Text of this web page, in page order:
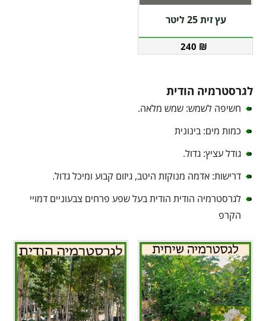
עץ זית 25 ליטר
240 ₪
לגרסטרמיה הודית
חשיפה לשמש: שמש מלאה.
כמות מים: בינונית
גודל עציץ: גדול.
דרישות: אדמה מנוקזת היטב, גיזום קבוע ומיכל גדול.
לגרסטרמיה הודית הודית בעל שפע פרחים צבעוניים דמויי
הקרפ